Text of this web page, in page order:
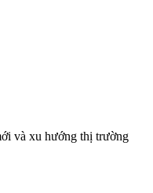
và xu hướng thị trường